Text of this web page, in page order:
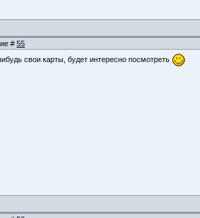
# 55
свои карты, будет интересно посмотреть